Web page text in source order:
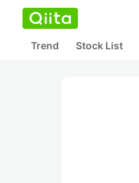
Trend Stock List